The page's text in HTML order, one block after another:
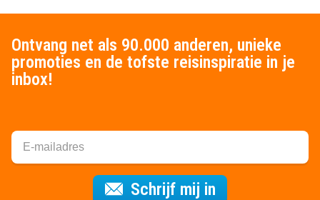
Ontvang net als 90.000 anderen, unieke
promoties en de tofste reisinspiratie in je
inbox!
Schrijf mij in